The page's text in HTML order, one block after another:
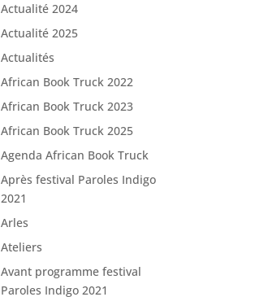
Actualité 2024
Actualité 2025
Actualités
African Book Truck 2022
African Book Truck 2023
African Book Truck 2025
Agenda African Book Truck
Après festival Paroles Indigo
2021
Arles
Ateliers
Avant programme festival
Paroles Indigo 2021